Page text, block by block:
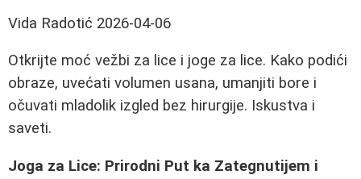
Vida Radotić 2026-04-06
Otkrijte moć vežbi za lice i joge za lice. Kako podići
obraze, uvećati volumen usana, umanjiti bore i
očuvati mladolik izgled bez hirurgije. Iskustva i
saveti.
Joga za Lice: Prirodni Put ka Zategnutijem i